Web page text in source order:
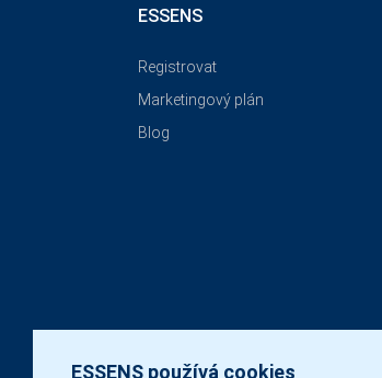
ESSENS používá cookies
ESSENS
Registrovat
Marketingový plán
Blog